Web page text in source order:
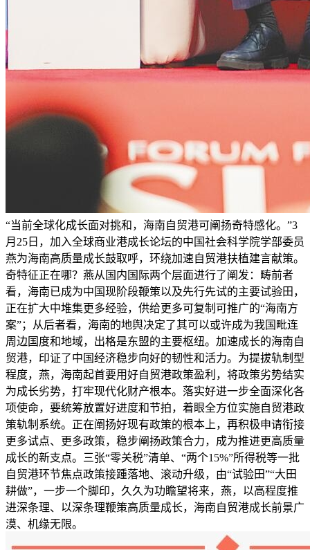
“当前全球化成长面对挑和，海南自贸港可阐扬奇特感化。”3
月25日，加入全球商业港成长论坛的中国社会科学院学部委员
燕为海南高质量成长鼓取呼，环绕加速自贸港扶植建言献策。
奇特征正在哪？燕从国内国际两个层面进行了阐发：畴前者
看，海南已成为中国现阶段鞭策以及先行先试的主要试验田，
正在扩大中堆集更多经验，供给更多可复制可推广的“海南方
案”；从后者看，海南的地舆决定了其可以或许成为我国毗连
周边国度和地域，出格是东盟的主要枢纽。加速成长的海南自
贸港，印证了中国经济稳步向好的韧性和活力。为提拔轨制型
程度，燕，海南起首要用好自贸港政策盈利，将政策劣势结实
为成长劣势，打牢现代化财产根本。落实好进一步全面深化各
项使命，要统筹放置好进度和节拍，着眼全方位实施自贸港政
策轨制系统。正在阐扬好现有政策的根本上，再积极申请衔接
更多试点、更多政策，稳步阐扬政策合力，成为推进更高质量
成长的新支点。三张“零关税”清单、“两个15%”所得税等一批
自贸港环节焦点政策接踵落地、滚动升级，由“试验田”“大田
耕做”，一步一个脚印，久久为功瞻望将来，燕，以高程度推
进深条理、以深条理鞭策高质量成长，海南自贸港成长前景广
漠、机缘无限。